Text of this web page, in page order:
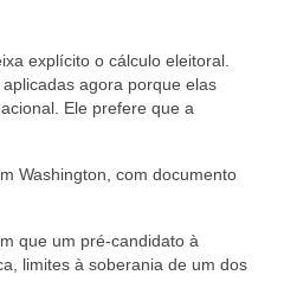
explícito o cálculo eleitoral.
agora porque elas
Ele prefere que a
Washington, com documento
que um pré-candidato à
limites à soberania de um dos